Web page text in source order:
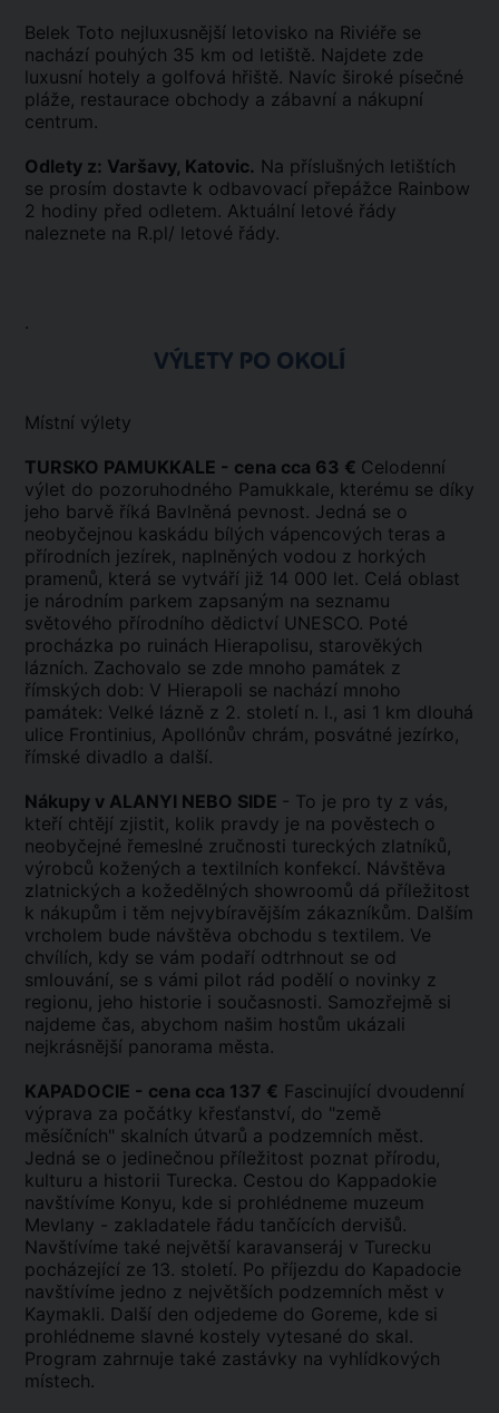
Belek Toto nejluxusnější letovisko na Riviéře se
nachází pouhých 35 km od letiště. Najdete zde
luxusní hotely a golfová hřiště. Navíc široké písečné
pláže, restaurace obchody a zábavní a nákupní
centrum.
Odlety z: Varšavy, Katovic. Na příslušných letištích
se prosím dostavte k odbavovací přepážce Rainbow
2 hodiny před odletem. Aktuální letové řády
naleznete na R.pl/ letové řády.
.
VÝLETY PO OKOLÍ
Místní výlety
TURSKO PAMUKKALE - cena cca 63 € Celodenní
výlet do pozoruhodného Pamukkale, kterému se díky
jeho barvě říká Bavlněná pevnost. Jedná se o
neobyčejnou kaskádu bílých vápencových teras a
přírodních jezírek, naplněných vodou z horkých
pramenů, která se vytváří již 14 000 let. Celá oblast
je národním parkem zapsaným na seznamu
světového přírodního dědictví UNESCO. Poté
procházka po ruinách Hierapolisu, starověkých
lázních. Zachovalo se zde mnoho památek z
římských dob: V Hierapoli se nachází mnoho
památek: Velké lázně z 2. století n. l., asi 1 km dlouhá
ulice Frontinius, Apollónův chrám, posvátné jezírko,
římské divadlo a další.
Nákupy v ALANYI NEBO SIDE - To je pro ty z vás,
kteří chtějí zjistit, kolik pravdy je na pověstech o
neobyčejné řemeslné zručnosti tureckých zlatníků,
výrobců kožených a textilních konfekcí. Návštěva
zlatnických a kožedělných showroomů dá příležitost
k nákupům i těm nejvybíravějším zákazníkům. Dalším
vrcholem bude návštěva obchodu s textilem. Ve
chvílích, kdy se vám podaří odtrhnout se od
smlouvání, se s vámi pilot rád podělí o novinky z
regionu, jeho historie i současnosti. Samozřejmě si
najdeme čas, abychom našim hostům ukázali
nejkrásnější panorama města.
KAPADOCIE - cena cca 137 € Fascinující dvoudenní
výprava za počátky křesťanství, do "země
měsíčních" skalních útvarů a podzemních měst.
Jedná se o jedinečnou příležitost poznat přírodu,
kulturu a historii Turecka. Cestou do Kappadokie
navštívíme Konyu, kde si prohlédneme muzeum
Mevlany - zakladatele řádu tančících dervišů.
Navštívíme také největší karavanseráj v Turecku
pocházející ze 13. století. Po příjezdu do Kapadocie
navštívíme jedno z největších podzemních měst v
Kaymakli. Další den odjedeme do Goreme, kde si
prohlédneme slavné kostely vytesané do skal.
Program zahrnuje také zastávky na vyhlídkových
místech.